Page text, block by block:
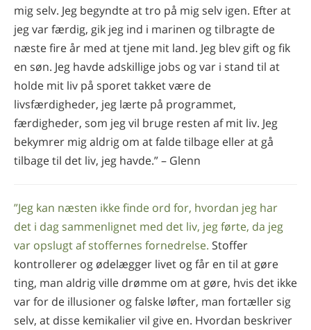
mig selv. Jeg begyndte at tro på mig selv igen. Efter at
jeg var færdig, gik jeg ind i marinen og tilbragte de
næste fire år med at tjene mit land. Jeg blev gift og fik
en søn. Jeg havde adskillige jobs og var i stand til at
holde mit liv på sporet takket være de
livsfærdigheder, jeg lærte på programmet,
færdigheder, som jeg vil bruge resten af mit liv. Jeg
bekymrer mig aldrig om at falde tilbage eller at gå
tilbage til det liv, jeg havde.” – Glenn
”Jeg kan næsten ikke finde ord for, hvordan jeg har
det i dag sammenlignet med det liv, jeg førte, da jeg
var opslugt af stoffernes fornedrelse. Stoffer
kontrollerer og ødelægger livet og får en til at gøre
ting, man aldrig ville drømme om at gøre, hvis det ikke
var for de illusioner og falske løfter, man fortæller sig
selv, at disse kemikalier vil give en. Hvordan beskriver